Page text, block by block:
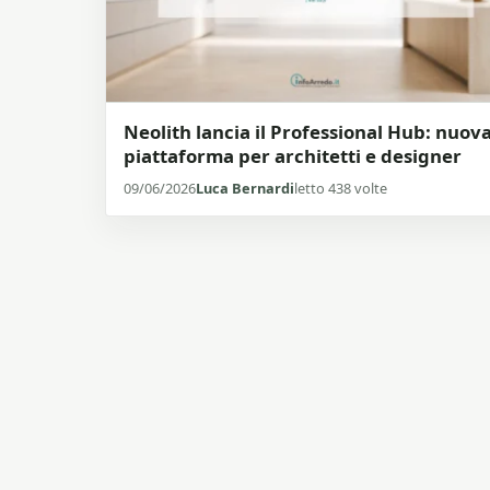
Neolith lancia il Professional Hub:
piattaforma per architetti e designer
09/06/2026Luca Bernardiletto 438 volte